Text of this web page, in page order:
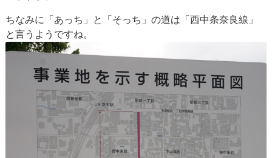
ちなみに「あっち」と「そっち」の道は「西中条奈良線」
と言うようですね。